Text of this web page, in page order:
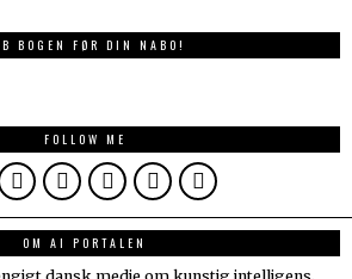
BOGEN FØR DIN NABO!
FOLLOW ME
OM AI PORTALEN